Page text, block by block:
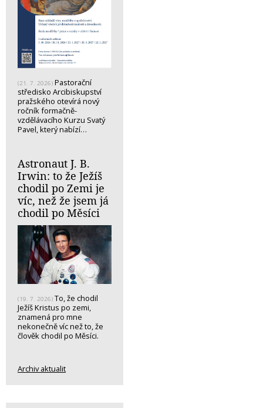
(21. 7. 2026) Pastorační
středisko Arcibiskupství
pražského otevírá nový
ročník formačně-
vzdělávacího Kurzu Svatý
Pavel, který nabízí…
Astronaut J. B.
Irwin: to že Ježíš
chodil po Zemi je
víc, než že jsem já
chodil po Měsíci
(19. 7. 2026) To, že chodil
Ježíš Kristus po zemi,
znamená pro mne
nekonečně víc než to, že
člověk chodil po Měsíci.
Archiv aktualit